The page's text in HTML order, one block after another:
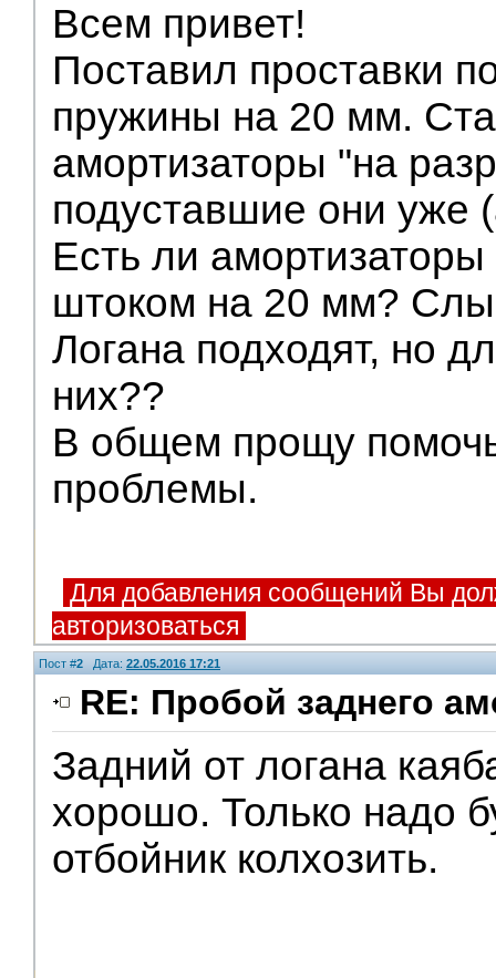
Всем привет!
Поставил проставки
пружины на 20 мм.
амортизаторы "на
подуставшие они уже
Есть ли
штоком на 20 мм?
Логана подходят, но
них??
В общем прощу
проблемы.
Для добавления сообщений Вы
авторизоваться
Пост #2 Дата: 22.05.2016 17:21
RE: Пробой заднего
Задний от логана
хорошо. Только надо
отбойник колхозить.